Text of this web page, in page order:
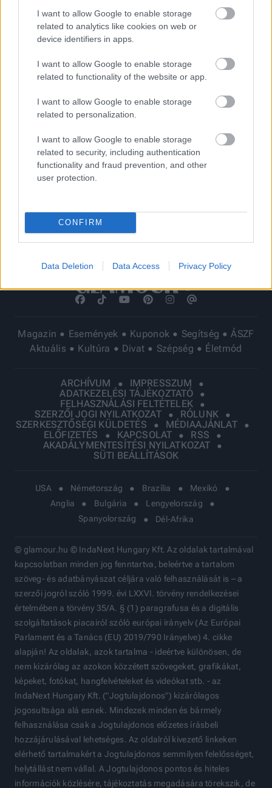
I want to allow Google to enable storage
related to analytics like cookies on web or
device identifiers in apps.
I want to allow Google to enable storage
related to functionality of the website or app.
I want to allow Google to enable storage
related to personalization.
I want to allow Google to enable storage
related to security, including authentication
functionality and fraud prevention, and other
user protection.
CONFIRM
Data Deletion Data Access Privacy Policy
„Elhatároztam, hogy hazajövök és nem
fogok siránkozni”
KULTÚRA
Évtizedekkel előzte meg a szexuális
forradalmat ez a provokatív magyar írónő
KULTÚRA
még Hollywoodot is felszántaná, annyira
pazar lett
6 Netflix-film, ami tökéletes választás
hétvégére a kánikula ideje alatt
Magazin Események Kuponok Segítség
ÁSZF
Aktuális
Kultúra Divat Szépség Életmód
ARCHÍVUM
IMPRESSZUM
ADATKEZELÉSI TÁJÉKOZTATÓ
FELHASZNÁLÁSI FELTÉTELEK
SZERZŐI JOGI NYILATKOZAT
RÓLUNK
SZERKESZTŐSÉGI KÜLDETÉS
MÉDIAAJÁNLAT
ELŐFIZETÉS
KAPCSOLAT
RSS
AKADÁLYMENTESÍTÉSI NYILATKOZAT
SÜTI BEÁLLÍTÁSOK
USA Németország Brazília
Mexikó
Anglia
Bulgária
Lengyelország
Spanyolország
Dél-Afrika
© glamour.hu © IndaNext Hungary Kft. Az oldalak tartalmával
kapcsolatban minden jog fenntartva, beleértve a tartalom
szöveg- és adatbányászat céljára való felhasználását is – a
szerzői jogról szóló 1999. évi LXXVI. törvény rendelkezései
értelmében a törvény 35/A. § (1) paragrafusa és a digitális
szolgáltatások piacairól szóló európai irányelv (Az Európai
Parlament és a Tanács (EU) 2019/790 Irányelve) 4. cikke
alapján! Az oldalak, azok tartalma - ideértve különösen, de
nem kizárólag az azokon közzétett szövegeket, grafikákat,
képeket, fotókat, hangfelvételeket és videókat stb. - az
IndaNext Hungary Kft. ("Jogtulajdonos") kizárólagos
jogosultsága alá esnek. Mindezek minden és bármely
felhasználása csak a Jogtulajdonos előzetes írásbeli
hozzájárulásával lehetséges. Az oldalról kivezető linkeken
elérhető tartalmakért a Jogtulajdonos semmilyen felelősséget,
helytállást nem vállal. A Jogtulajdonos pontos és hiteles
információk közlésére, tájékoztatás megadására törekszik, de